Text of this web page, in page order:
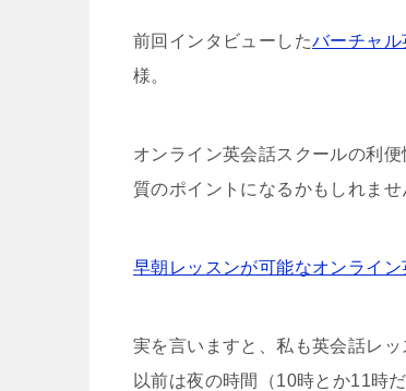
前回インタビューしたバーチャル
様。
オンライン英会話スクールの利
質のポイントになるかもしれませ
早朝レッスンが可能なオンライ
実を言いますと、私も英会話レ
以前は夜の時間（10時とか11時